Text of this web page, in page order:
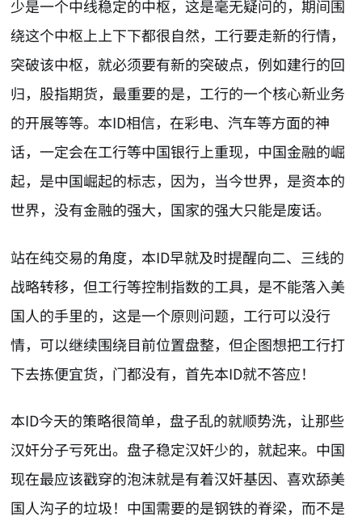
少是一个中线稳定的中枢，这是毫无疑问的，期间围
绕这个中枢上上下下都很自然，工行要走新的行情，
突破该中枢，就必须要有新的突破点，例如建行的回
归，股指期货，最重要的是，工行的一个核心新业务
的开展等等。本ID相信，在彩电、汽车等方面的神
话，一定会在工行等中国银行上重现，中国金融的崛
起，是中国崛起的标志，因为，当今世界，是资本的
世界，没有金融的强大，国家的强大只能是废话。
站在纯交易的角度，本ID早就及时提醒向二、三线的
战略转移，但工行等控制指数的工具，是不能落入美
国人的手里的，这是一个原则问题，工行可以没行
情，可以继续围绕目前位置盘整，但企图想把工行打
下去拣便宜货，门都没有，首先本ID就不答应！
本ID今天的策略很简单，盘子乱的就顺势洗，让那些
汉奸分子亏死出。盘子稳定汉奸少的，就起来。中国
现在最应该戳穿的泡沫就是有着汉奸基因、喜欢舔美
国人沟子的垃圾！中国需要的是钢铁的脊梁，而不是